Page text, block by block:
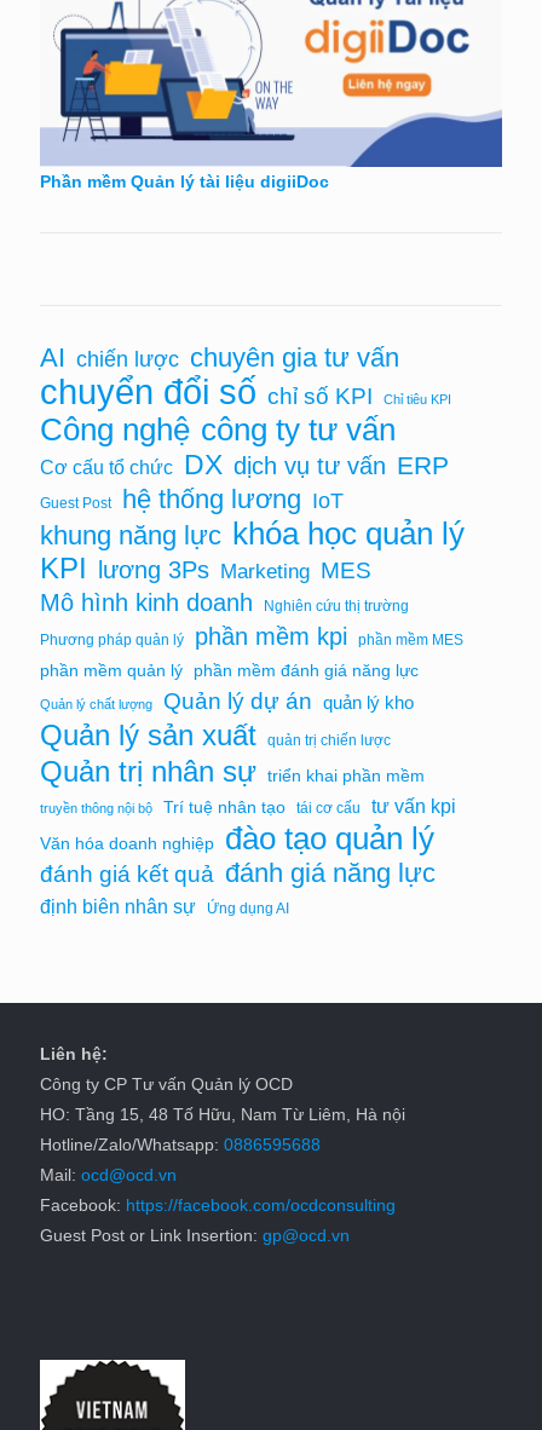
Phần mềm Quản lý tài liệu digiiDoc
AI chiến lược chuyên gia tư vấn
chuyển đổi số chỉ số KPI Chỉ tiêu KPI
Công nghệ công ty tư vấn
Cơ cấu tổ chức DX dịch vụ tư vấn ERP
Guest Post hệ thống lương IoT
khung năng lực khóa học quản lý
KPI lương 3Ps Marketing MES
Mô hình kinh doanh
Nghiên cứu thị trường
Phương pháp quản lý
phần mềm kpi phần mềm MES
phần mềm quản lý phần mềm đánh giá năng lực
Quản lý chất lượng Quản lý dự án quản lý kho
Quản lý sản xuất quản trị chiến lược
Quản trị nhân sự triển khai phần mềm
truyền thông nội bộ Trí tuệ nhân tạo tái cơ cấu tư vấn kpi
Văn hóa doanh nghiệp đào tạo quản lý
đánh giá kết quả đánh giá năng lực
định biên nhân sự Ứng dụng AI
Liên hệ:
Công ty CP Tư vấn Quản lý OCD
HO: Tầng 15, 48 Tố Hữu, Nam Từ Liêm, Hà nội
Hotline/Zalo/Whatsapp: 0886595688
Mail: ocd@ocd.vn
Facebook: https://facebook.com/ocdconsulting
Guest Post or Link Insertion: gp@ocd.vn